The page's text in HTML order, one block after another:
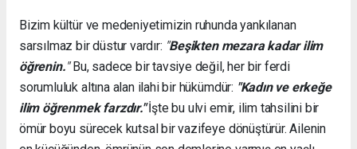
Bizim kültür ve medeniyetimizin ruhunda yankılanan
sarsılmaz bir düstur vardır: "Beşikten mezara kadar ilim
öğrenin."Bu, sadece bir tavsiye değil, her bir ferdi
sorumluluk altına alan ilahi bir hükümdür: "Kadın ve erkeğe
ilim öğrenmek farzdır." İşte bu ulvi emir, ilim tahsilini bir
ömür boyu sürecek kutsal bir vazifeye dönüştürür. Ailenin